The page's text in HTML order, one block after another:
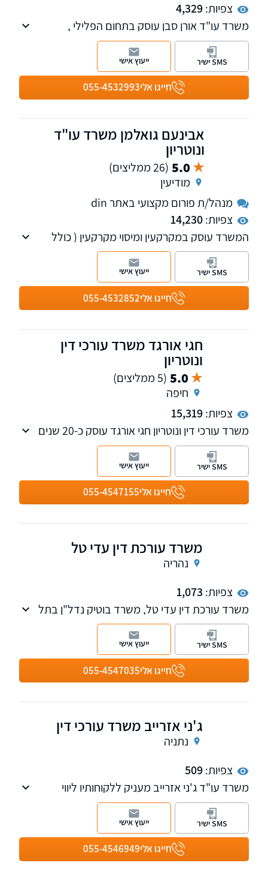
צפיות:4,329
משרד עו"ד אורן סבן עוסק בתחום הפלילי ,
תעבורה , פלילי דין צבאי , חוזי מקרקעין
חייגו אלי055-4532993
SMS ישיר ייעוץ אישי
אבינעם גואלמן משרד עו"ד
ונוטריון
5.0 (26 ממליצים)
מודיעין
מנהל/ת פורום מקצועי באתר din
צפיות:14,230
המשרד עוסק במקרקעין ומיסוי מקרקעין ( כולל
עסקאות ביהודה ושומרון) ייצוג אזרחי מסחרי בבתי
המשפט וירושה.
חייגו אלי055-4532852
SMS ישיר ייעוץ אישי
חגי אורגד משרד עורכי דין
ונוטריון
5.0 (5 ממליצים)
חיפה
צפיות:15,319
משרד עורכי דין ונוטריון חגי אורגד עוסק כ-20 שנים
בתחומים הבאים: לשון הרע, דיני ירושה, צוואות,
התנגדויות לצוואות, משפט מסחרי ואזרחי ונדל"ן.
חייגו אלי055-4547155
SMS ישיר ייעוץ אישי
משרד עורכת דין עדי טל
נהריה
צפיות: 1,073
משרד עורכת דין עדי טל, משרד בוטיק נדל"ן בתל
אביב. משרדנו מציע מענה מקצועי ואנושי. מטפל
בכל קשת עסקאות הנדל"ן. נשמח לקבוע עמכם
פגישת ייעוץ.
חייגו אלי055-4547035
SMS ישיר ייעוץ אישי
ג'ני אזרייב משרד עורכי דין
נתניה
צפיות:509
משרד עו"ד ג'ני אזרייב מעניק ללקוחותיו ליווי
משפטי מקצועי ואישי בתחומי הנדל"ן, המשפט
האזרחי-מסחרי והליטיגציה.
חייגו אלי055-4546949
SMS ישיר ייעוץ אישי